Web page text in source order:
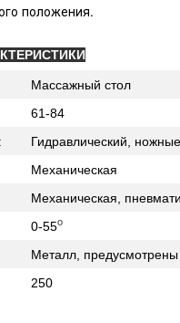
положения.
Массажный стол
61-84
Гидравлический,
Механическая
Механическая,
0-55о
Металл,
250